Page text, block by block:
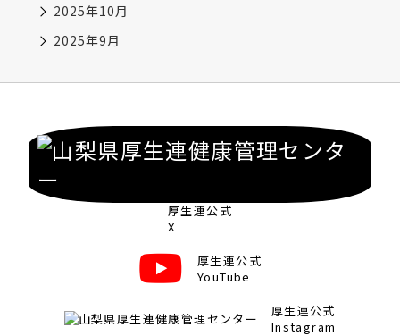
2025年10月
2025年9月
厚生連公式
X
厚生連公式
YouTube
厚生連公式
Instagram